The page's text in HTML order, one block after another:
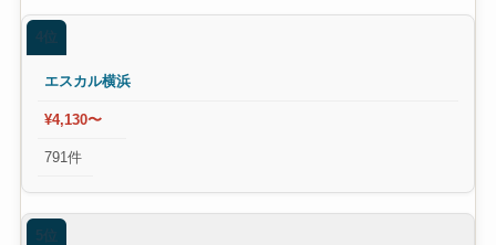
4位
エスカル横浜
¥4,130〜
791件
5位